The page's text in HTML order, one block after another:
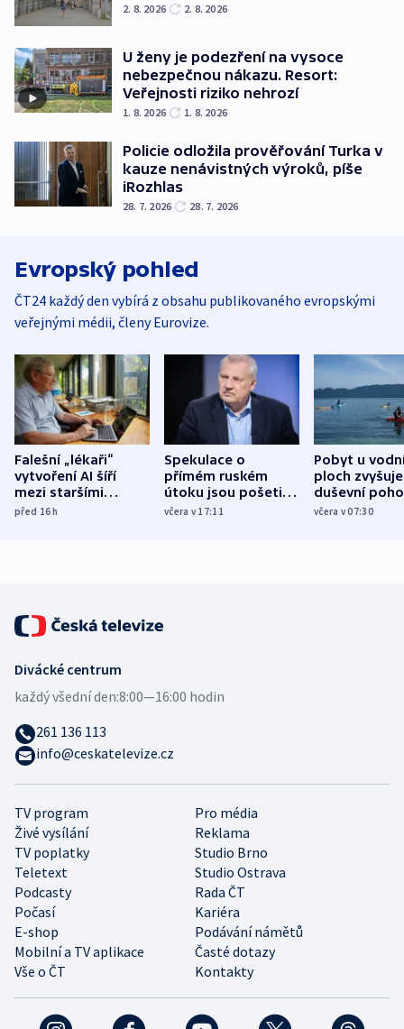
2. 8. 2026 2. 8. 2026
U ženy je podezření na vysoce
nebezpečnou nákazu. Resort:
Veřejnosti riziko nehrozí
1. 8. 2026 1. 8. 2026
Policie odložila prověřování Turka v
kauze nenávistných výroků, píše
iRozhlas
28. 7. 2026 28. 7. 2026
Evropský pohled
ČT24 každý den vybírá z obsahu publikovaného evropskými
veřejnými médii, členy Eurovize.
Falešní „lékaři“
vytvoření AI šíří
mezi staršími
Poláky nebezpečné
před 16h
Spekulace o
přímém ruském
útoku jsou pošetilé,
míní estonský
včera v 17:11
Pobyt u
ploch zvyšuje
duševní
ukázala
včera v 07:30
TV program
Pro média
Živé vysílání
Reklama
TV poplatky
Studio Brno
Teletext
Studio Ostrava
Podcasty
Rada ČT
Počasí
Kariéra
E-shop
Podávání námětů
Mobilní a TV aplikace
Časté dotazy
Vše o ČT
Kontakty
Divácké centrum
každý všední den:8:00—16:00 hodin
261 136 113
info@ceskatelevize.cz